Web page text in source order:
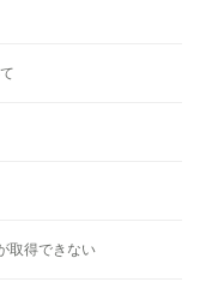
取得できない